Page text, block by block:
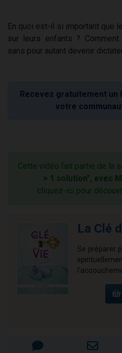
En quoi est-il si important que
sur leurs enfants ?
sans pour autant devenir
Recevez gratuitement un
votre
Cette vidéo fait partie de la
> 1 solution", avec
cliquez-ici pour
La Clé
Se préparer